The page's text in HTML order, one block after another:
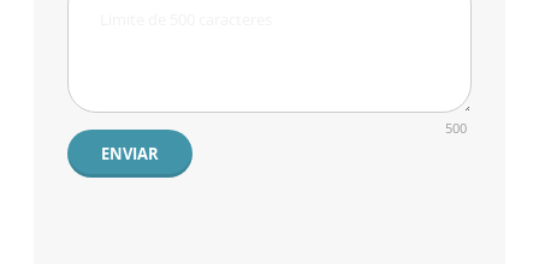
500
ENVIAR